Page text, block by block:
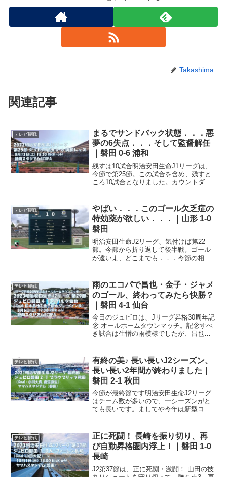
Takashima
関連記事
テレビ観戦
まるでサンドバック状態．．．悪
夢の6失点．．．そして監督解任
｜磐田 0-6 浦和
残すは10試合明治安田生命J1リーグは、
今節で第25節。この試合を含め、残すと
ころ10試合となりました。カウントダウ
来たりしている今季のジュビロ。なんと
か浮上するきっか...
テレビ観戦
やばい．．．このゴール欠乏症の
特効薬が欲しい．．．｜山形 1-0
磐田
明治安田生命J2リーグ、気付けば第22
節。今節から折り返して後半戦。ゴール
が遠いよ、どこまでも．．．今節の相手
勝したモンテディオ山形。アウェイNDソ
フトスタジアムに乗...
テレビ観戦
雨のエコパで昌也・金子・ジャメ
のゴール、終わってみたら快勝？
｜磐田 4-1 仙台
今日のジュビロは、Jリーグ昇格30周年記
念 オールホームタウンマッチ。記念すべ
き試合は生憎の雨模様でしたが、昌也・
を刻んで30周年明治安田生命J2リーグ
は、今節で第29...
テレビ観戦
有終の美♪ 長い長いJ2シーズン、
長い長い2年間が終わりました｜
磐田 2-1 秋田
今節が最終節です明治安田生命J2リーグ
はチーム数が多いので、一シーズンがと
ても長いです。ましてや今年は新型コロ
とーっても長いリーグ。そんな2021年の
J2リーグも...
テレビ観戦
正に死闘！ 長崎を振り切り、再
び自動昇格圏内浮上！｜磐田 1-0
長崎
J2第37節は、正に死闘・激闘！ 山田の技